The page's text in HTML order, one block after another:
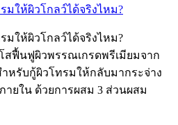
มให้ผิวโกลว์ได้จริงไหม?
มให้ผิวโกลว์ได้จริงไหม?
สฟื้นฟูผิวพรรณเกรดพรีเมียมจาก
ำหรับกู้ผิวโทรมให้กลับมากระจ่าง
ยใน ด้วยการผสม 3 ส่วนผสม